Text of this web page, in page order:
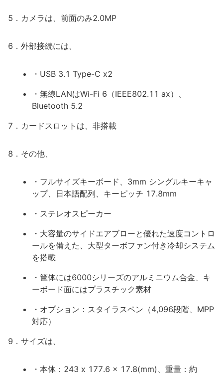
5．カメラは、前面のみ2.0MP
6．外部接続には、
・USB 3.1 Type-C x2
・無線LANはWi-Fi 6（IEEE802.11 ax）、
Bluetooth 5.2
7．カードスロットは、非搭載
8．その他、
・フルサイズキーボード、3mm シングルキーキャ
ップ、日本語配列、キーピッチ 17.8mm
・ステレオスピーカー
・大容量のサイドエアブローと優れた速度コントロ
ールを備えた、大型ターボファン付き冷却システム
を搭載
・筐体には6000シリーズのアルミニウム合金、キ
ーボード面にはプラスチック素材
・オプション：スタイラスペン（4,096段階、MPP
対応）
9．サイズは、
・本体：243 x 177.6 x 17.8(mm)、重量：約